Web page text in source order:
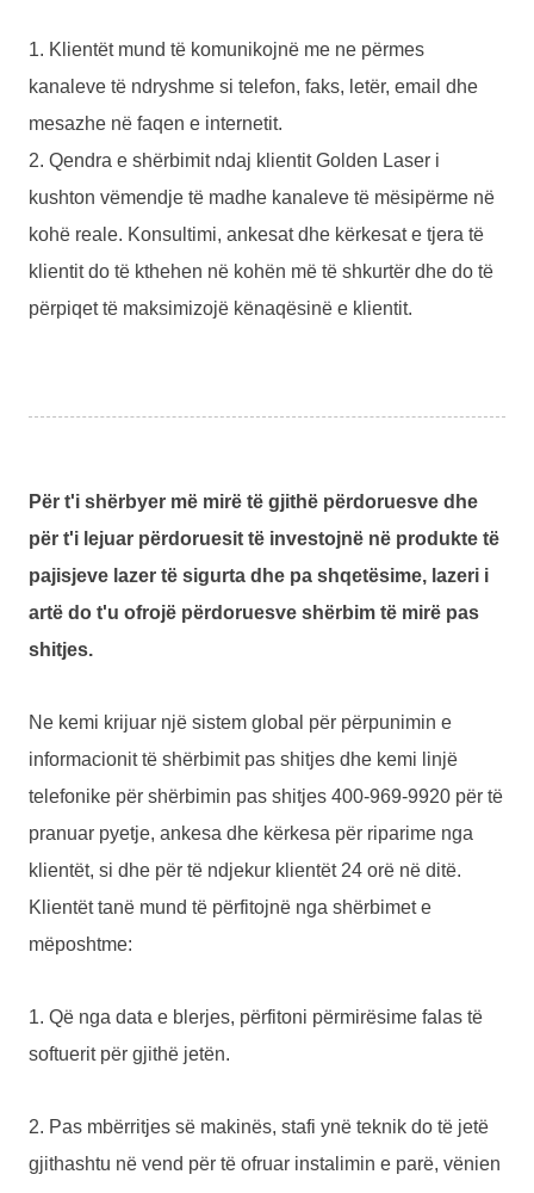
1. Klientët mund të komunikojnë me ne përmes
kanaleve të ndryshme si telefon, faks, letër, email dhe
mesazhe në faqen e internetit.
2. Qendra e shërbimit ndaj klientit Golden Laser i
kushton vëmendje të madhe kanaleve të mësipërme në
kohë reale. Konsultimi, ankesat dhe kërkesat e tjera të
klientit do të kthehen në kohën më të shkurtër dhe do të
përpiqet të maksimizojë kënaqësinë e klientit.
Për t'i shërbyer më mirë të gjithë përdoruesve dhe
për t'i lejuar përdoruesit të investojnë në produkte të
pajisjeve lazer të sigurta dhe pa shqetësime, lazeri i
artë do t'u ofrojë përdoruesve shërbim të mirë pas
shitjes.
Ne kemi krijuar një sistem global për përpunimin e
informacionit të shërbimit pas shitjes dhe kemi linjë
telefonike për shërbimin pas shitjes 400-969-9920 për të
pranuar pyetje, ankesa dhe kërkesa për riparime nga
klientët, si dhe për të ndjekur klientët 24 orë në ditë.
Klientët tanë mund të përfitojnë nga shërbimet e
mëposhtme:
1. Që nga data e blerjes, përfitoni përmirësime falas të
softuerit për gjithë jetën.
2. Pas mbërritjes së makinës, stafi ynë teknik do të jetë
gjithashtu në vend për të ofruar instalimin e parë, vënien